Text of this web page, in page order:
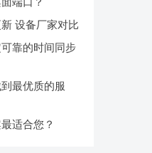
设备厂家对比
靠的时间同步
最优质的服
适合您？